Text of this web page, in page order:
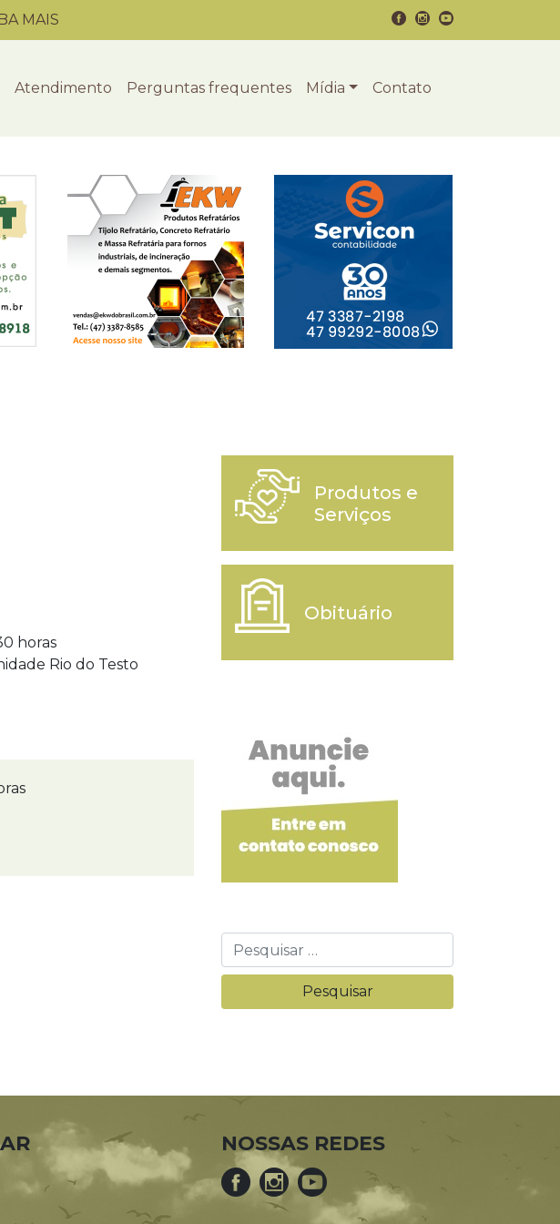
MAIS
Atendimento Perguntas frequentes Mídia Contato
horas
Rio do Testo
Produtos e
Serviços
Obituário
NOSSAS REDES